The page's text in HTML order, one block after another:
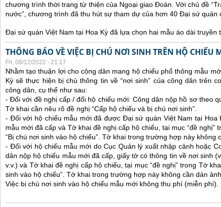
chương trình thời trang từ thiện của Ngoại giao Đoàn. Với chủ đề
nước”, chương trình đã thu hút sự tham dự của hơn 40 Đại sứ quán
Đại sứ quán Việt Nam tại Hoa Kỳ đã lựa chọn hai mẫu áo dài truyền
THÔNG BÁO VỀ VIỆC BỊ CHÚ NƠI SINH TRÊN HỘ CHIẾU
Fri, 08/12/2022 - 21:17
Nhằm tạo thuận lợi cho công dân mang hộ chiếu phổ thông mẫu
Kỳ sẽ thực hiện bị chú thông tin về “nơi sinh” của công dân trên
công dân, cụ thể như sau:
- Đối với đề nghị cấp / đổi hộ chiếu mới: Công dân nộp hồ sơ theo
Tờ khai cần nêu rõ đề nghị “Cấp hộ chiếu và bị chú nơi sinh”.
- Đối với hộ chiếu mẫu mới đã được Đại sứ quán Việt Nam tại Hoa
mẫu mới đã cấp và Tờ khai đề nghị cấp hộ chiếu, tại mục “đề nghị”
“Bị chú nơi sinh vào hộ chiếu”. Tờ khai trong trường hợp này không
- Đối với hộ chiếu mẫu mới do Cục Quản lý xuất nhập cảnh hoặc
dân nộp hộ chiếu mẫu mới đã cấp, giấy tờ có thông tin về nơi sinh
v.v.) và Tờ khai đề nghị cấp hộ chiếu, tại mục “đề nghị” trong Tờ
sinh vào hộ chiếu”. Tờ khai trong trường hợp này không cần dán
Việc bị chú nơi sinh vào hộ chiếu mẫu mới không thu phí (miễn phí).